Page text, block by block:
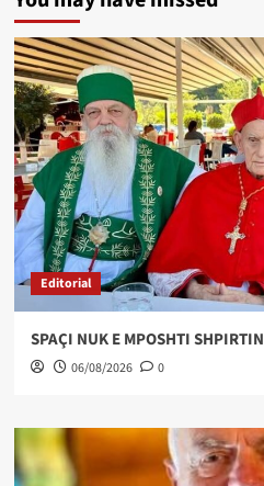
Editorial
SPAÇI NUK E MPOSHTI SHPIRTIN
06/08/2026 0